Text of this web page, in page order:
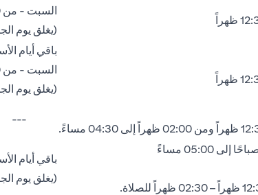
السبت - من 08:00 صباحًا إلى 02:00 ظهراً
(يغلق يوم الجمعة بين
باقي أيام الأسبوع - من
السبت - من 08:00 صباحًا إلى 02:00 ظهراً
(يغلق يوم الجمعة بين
---
باقي أيام الأسبوع - من
(يغلق يوم الجمعة بين